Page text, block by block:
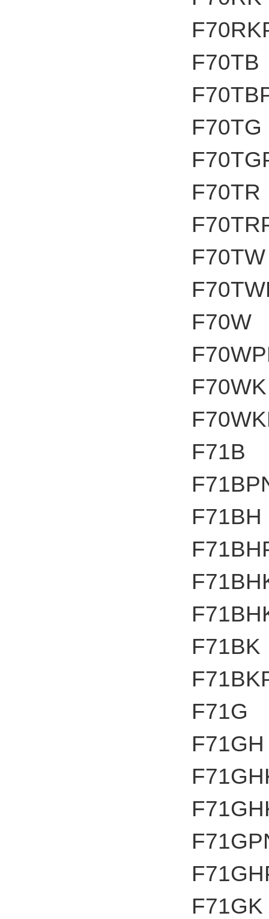
F70TB
F70TG
F70TR
F70TW
F70W
F70WK
F71B
F71BH
F71BK
F71G
F71GH
F71GK